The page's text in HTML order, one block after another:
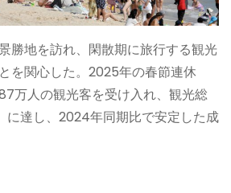
勝地を訪れ、閑散期に旅行する観光
を関心した。2025年の春節連休
万人の観光客を受け入れ、観光総
に達し、2024年同期比で安定した成